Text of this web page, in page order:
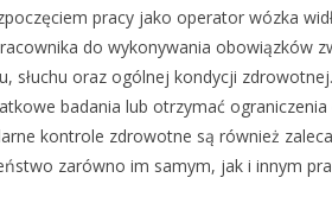
pracy jako operator wózka
do wykonywania obowiązków
słuchu oraz ogólnej kondycji
badania lub otrzymać
kontrole zdrowotne są również
zarówno im samym, jak i innym